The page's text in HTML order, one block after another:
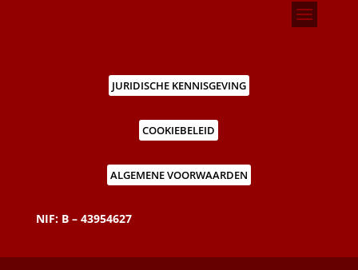
JURIDISCHE KENNISGEVING
COOKIEBELEID
ALGEMENE VOORWAARDEN
NIF: B – 43954627